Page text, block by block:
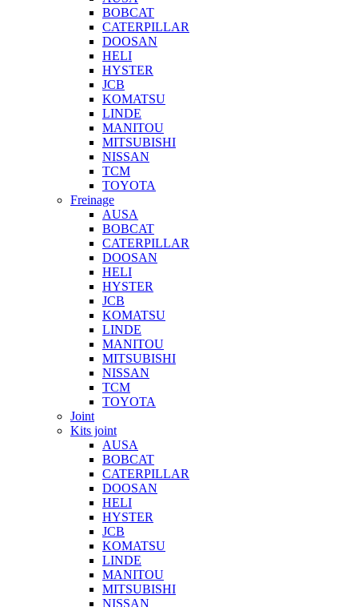
BOBCAT
CATERPILLAR
DOOSAN
HELI
HYSTER
JCB
KOMATSU
LINDE
MANITOU
MITSUBISHI
NISSAN
TCM
TOYOTA
Freinage
AUSA
BOBCAT
CATERPILLAR
DOOSAN
HELI
HYSTER
JCB
KOMATSU
LINDE
MANITOU
MITSUBISHI
NISSAN
TCM
TOYOTA
Joint
Kits joint
AUSA
BOBCAT
CATERPILLAR
DOOSAN
HELI
HYSTER
JCB
KOMATSU
LINDE
MANITOU
MITSUBISHI
NISSAN